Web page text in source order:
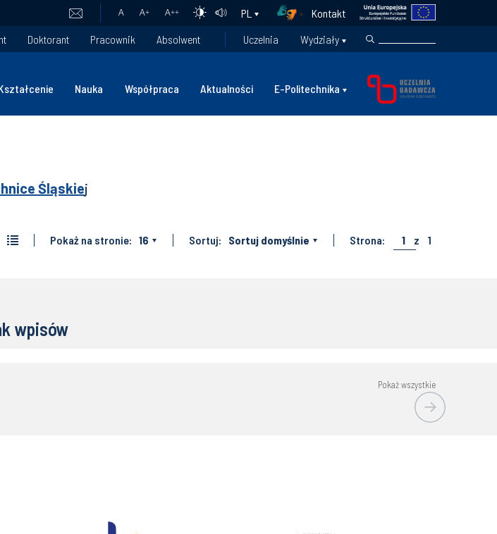
A A+ A++ PL
Kontakt
Doktorant Pracownik Absolwent Uczelnia Wydziały
Nauka Współpraca Aktualności E-Politechnika
Śląskiej
Pokaż na stronie: 16 Sortuj: Sortuj domyślnie Strona: 1 z 1
wpisów
Pokaż wszystkie